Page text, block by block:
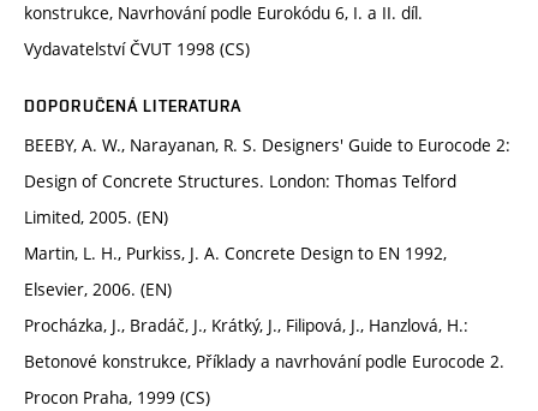
konstrukce, Navrhování podle Eurokódu 6, I. a II. díl.
Vydavatelství ČVUT 1998 (CS)
DOPORUČENÁ LITERATURA
BEEBY, A. W., Narayanan, R. S. Designers' Guide to Eurocode 2:
Design of Concrete Structures. London: Thomas Telford
Limited, 2005. (EN)
Martin, L. H., Purkiss, J. A. Concrete Design to EN 1992,
Elsevier, 2006. (EN)
Procházka, J., Bradáč, J., Krátký, J., Filipová, J., Hanzlová, H.:
Betonové konstrukce, Příklady a navrhování podle Eurocode 2.
Procon Praha, 1999 (CS)